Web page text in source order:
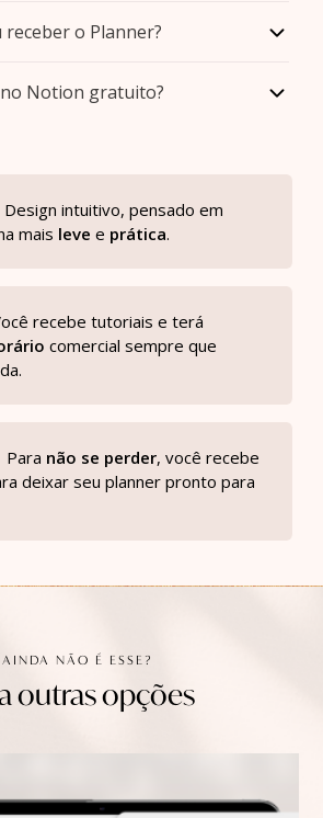
o Planner?
Notion gratuito?
Design intuitivo, pensado em
mais leve e prática.
recebe tutoriais e terá
comercial sempre que
Para não se perder, você recebe
deixar seu planner pronto para
AINDA NÃO É ESSE?
outras opções